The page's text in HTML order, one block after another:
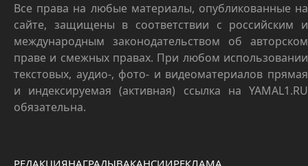
Все права на любые материалы, опубликованные на
сайте, защищены в соответствии с российским и
международным законодательством об авторском
праве и смежных правах. При любом использовании
текстовых, аудио-, фото- и видеоматериалов прямая
и индексируемая (активная) ссылка на YAMAL1.RU
обязательна.